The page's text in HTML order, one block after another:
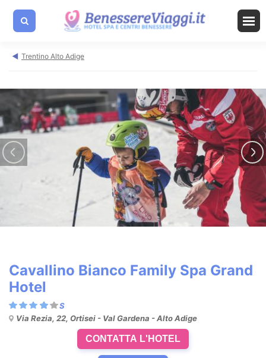
Trentino Alto Adige
Cavallino Bianco Family Spa Grand
Hotel
Via Rezia, 22, Ortisei - Val Gardena - Alto Adige
CONTATTA L'HOTEL